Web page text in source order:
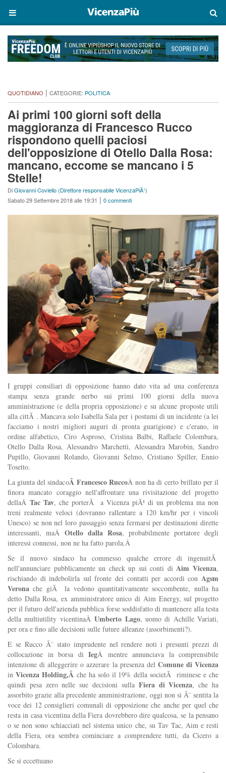
QUOTIDIANO | CATEGORIE: POLITICA
Ai primi 100 giorni soft della
maggioranza di Francesco Rucco
rispondono quelli paciosi
dell'opposizione di Otello Dalla Rosa:
mancano, eccome se mancano i 5
Stelle!
DiGiovanni Coviello (Direttore responsabile VicenzaPiÃ¹)
Sabato 29 Settembre 2018 alle 19:31 | 0 commenti
I gruppi consiliari di opposizione hanno dato vita ad una conferenza
stampa senza grande nerbo sui primi 100 giorni della nuova
amministrazione (e della propria opposizione) e su alcune proposte utili
alla cittÃ . Mancava solo Isabella Sala per i postumi di un incidente (a lei
facciamo i nostri migliori auguri di pronta guarigione) e c'erano, in
ordine alfabetico, Ciro Asproso, Cristina Balbi, Raffaele Colombara,
Otello Dalla Rosa, Alessandro Marchetti, Alessandra Marobin, Sandro
Pupillo, Giovanni Rolando, Giovanni Selmo, Cristiano Spiller, Ennio
Tosetto.
La giunta del sindacoÂ Francesco RuccoÂ non ha di certo brillato per il
finora mancato coraggio nell'affrontare una rivisitazione del progetto
dellaÂ Tac Tav, che porterÃ a Vicenza piÃ¹ di un problema ma non
treni realmente veloci (dovranno rallentare a 120 km/hr per i vincoli
Unesco) se non nel loro passaggio senza fermarsi per destinazioni dirette
interessanti, maÂ Otello dalla Rosa, probabilmente portatore degli
interessi connessi, non ne ha fatto parola.Â
Se il nuovo sindaco ha commesso qualche errore di ingenuitÃ
nell'annunciare pubblicamente un check up sui conti diAim Vicenza,
rischiando di indebolirla sul fronte dei contatti per accordi con Agsm
Verona che giÃ la vedono quantitativamente soccombente, nulla ha
detto Dalla Rosa, ex amministratore unico di Aim Energy, sul progetto
per il futuro dell'azienda pubblica forse soddisfatto di mantenere alla testa
della multiutility vicentinaÂUmberto Lago, uomo di Achille Variati,
per ora e fino alle decisioni sulle future alleanze (assorbimenti?).
E se Rucco Ã¨ stato imprudente nel rendere noti i presunti prezzi di
collocazione in borsa di IegÂ mentre annunciava la comprensibile
intenzione di alleggerire o azzerare la presenza delComune di Vicenza
in Vicenza Holding,Â che ha solo il 19% della societÃ riminese e che
quindi pesa zero nelle sue decisioni sulla Fiera di Vicenza, che ha
assorbito grazie alla precedente amministrazione, oggi non si Ã¨ sentita la
voce dei 12 consiglieri comunali di opposizione che anche per quel che
resta in casa vicentina della Fiera dovrebbero dire qualcosa, se la pensano
o se non sono schiacciati nel sistema unico che, su Tav Tac, Aim e resti
della Fiera, ora sembra cominciare a comprendere tutti, da Cicero a
Colombara.
Se si eccettuano